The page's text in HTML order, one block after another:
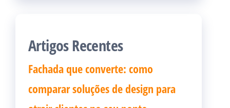
Artigos Recentes
Fachada que converte: como
comparar soluções de design para